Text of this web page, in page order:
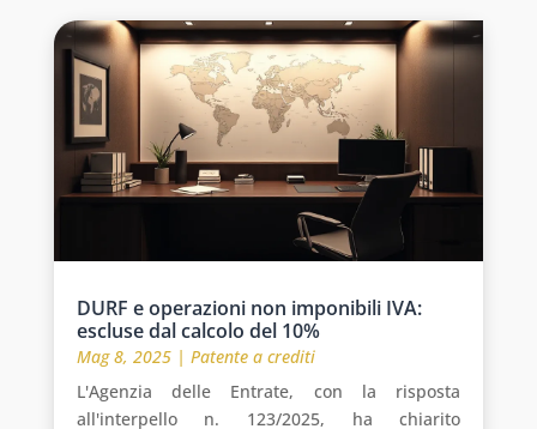
DURF e operazioni non imponibili IVA:
escluse dal calcolo del 10%
Mag 8, 2025| Patente a crediti
L'Agenzia delle Entrate, con la risposta
all'interpello n. 123/2025, ha chiarito